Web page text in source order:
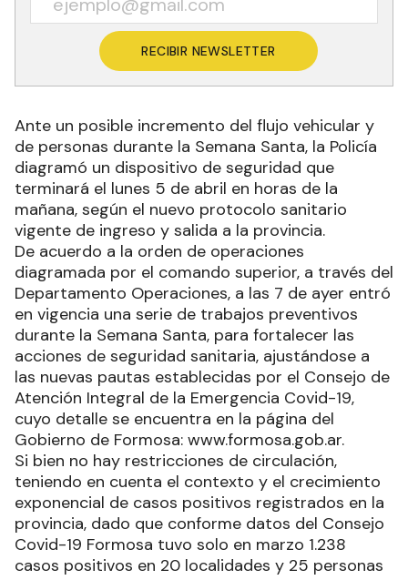
RECIBIR NEWSLETTER
Ante un posible incremento del flujo vehicular y
de personas durante la Semana Santa, la Policía
diagramó un dispositivo de seguridad que
terminará el lunes 5 de abril en horas de la
mañana, según el nuevo protocolo sanitario
vigente de ingreso y salida a la provincia.
De acuerdo a la orden de operaciones
diagramada por el comando superior, a través del
Departamento Operaciones, a las 7 de ayer entró
en vigencia una serie de trabajos preventivos
durante la Semana Santa, para fortalecer las
acciones de seguridad sanitaria, ajustándose a
las nuevas pautas establecidas por el Consejo de
Atención Integral de la Emergencia Covid-19,
cuyo detalle se encuentra en la página del
Gobierno de Formosa: www.formosa.gob.ar.
Si bien no hay restricciones de circulación,
teniendo en cuenta el contexto y el crecimiento
exponencial de casos positivos registrados en la
provincia, dado que conforme datos del Consejo
Covid-19 Formosa tuvo solo en marzo 1.238
casos positivos en 20 localidades y 25 personas